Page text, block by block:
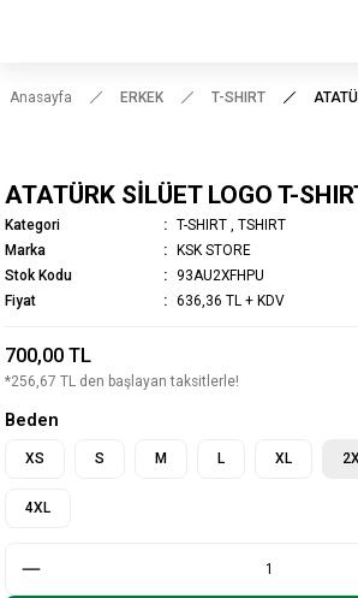
Anasayfa ERKEK T-SHIRT
ATATÜRK SİLÜET LOGO T-
Kategori T-SHIRT
TSHIRT
Marka
KSK STORE
Stok Kodu
93AU2XFHPU
Fiyat
636,36 TL + KDV
700,00 TL
*256,67 TL den başlayan taksitlerle!
Beden
XS S M L XL
4XL